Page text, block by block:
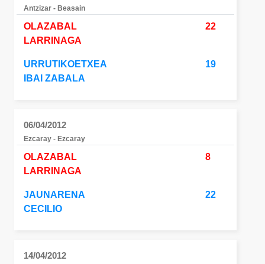
Antzizar - Beasain
OLAZABAL
LARRINAGA
22
URRUTIKOETXEA
IBAI ZABALA
19
06/04/2012
Ezcaray - Ezcaray
OLAZABAL
LARRINAGA
8
JAUNARENA
CECILIO
22
14/04/2012